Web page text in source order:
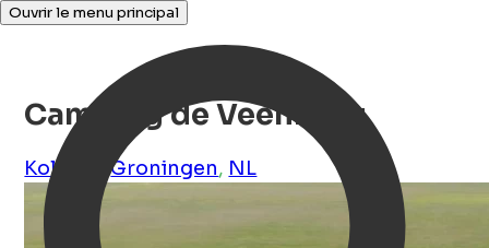
Ouvrir le menu principal
Camping de Veenborg
Kolham ,Groningen, NL